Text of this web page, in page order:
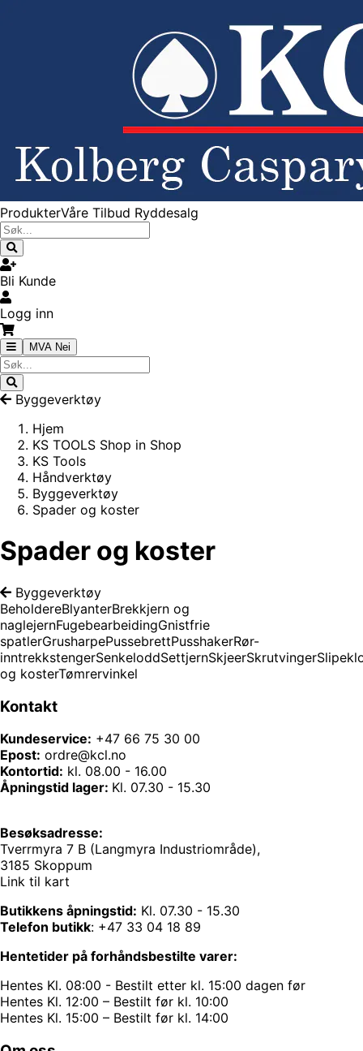
ProdukterVåre Tilbud Ryddesalg
Bli Kunde
Logg inn
MVA Nei
Byggeverktøy
Hjem
KS TOOLS Shop in Shop
KS Tools
Håndverktøy
Byggeverktøy
Spader og koster
Spader og koster
Byggeverktøy
BeholdereBlyanterBrekkjern og
naglejernFugebearbeidingGnistfrie
spatlerGrusharpePussebrettPusshakerRør-
inntrekkstengerSenkeloddSettjernSkjeerSkrutvinger
og kosterTømrervinkel
Kontakt
Kundeservice: +47 66 75 30 00
Epost: ordre@kcl.no
Kontortid: kl. 08.00 - 16.00
Åpningstid lager: Kl. 07.30 - 15.30
Besøksadresse:
Tverrmyra 7 B (Langmyra Industriområde),
3185 Skoppum
Link til kart
Butikkens åpningstid: Kl. 07.30 - 15.30
Telefon butikk: +47 33 04 18 89
Hentetider på forhåndsbestilte varer:
Hentes Kl. 08:00 - Bestilt etter kl. 15:00 dagen før
Hentes Kl. 12:00 – Bestilt før kl. 10:00
Hentes Kl. 15:00 – Bestilt før kl. 14:00